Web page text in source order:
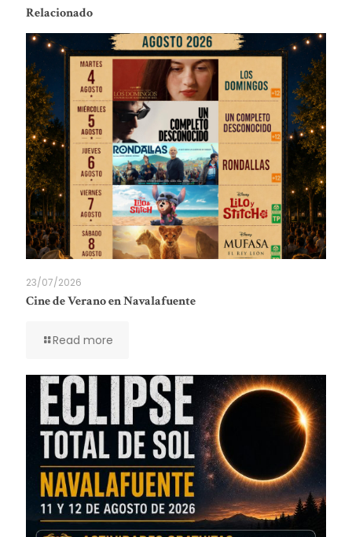
Relacionado
23/07/2026
Cine de Verano en Navalafuente
Read more